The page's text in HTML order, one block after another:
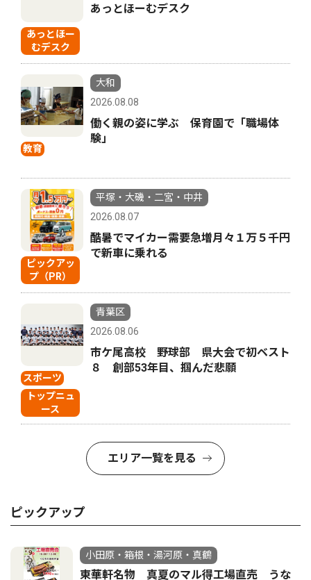
あっとほー
むデスク
あっとほーむデスク
教育
大和
2026.08.08
働く親の姿に学ぶ 保育園で「職場体
験」
ピックアッ
プ（PR）
平塚・大磯・二宮・中井
2026.08.07
酷暑でマイカー需要急増月々１万５千円
で新車に乗れる
スポーツ
トップニュ
ース
青葉区
2026.08.06
市ケ尾高校 野球部 県大会で初ベスト
８ 創部53年目、掴んだ悲願
エリア一覧を見る
ピックアップ
小田原・箱根・湯河原・真鶴
東華軒名物 真夏のマル得工場直売 うな